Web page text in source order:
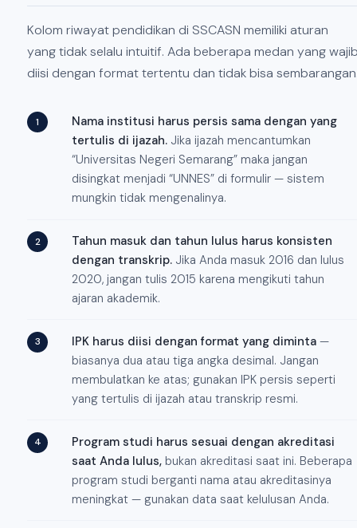
Kolom riwayat pendidikan di SSCASN memiliki aturan
yang tidak selalu intuitif. Ada beberapa medan yang
diisi dengan format tertentu dan tidak bisa
Nama institusi harus persis sama dengan yang
tertulis di ijazah. Jika ijazah mencantumkan
“Universitas Negeri Semarang” maka jangan
disingkat menjadi “UNNES” di formulir — sistem
mungkin tidak mengenalinya.
Tahun masuk dan tahun lulus harus konsisten
dengan transkrip. Jika Anda masuk 2016 dan lulus
2020, jangan tulis 2015 karena mengikuti tahun
ajaran akademik.
IPK harus diisi dengan format yang diminta —
biasanya dua atau tiga angka desimal. Jangan
membulatkan ke atas; gunakan IPK persis seperti
yang tertulis di ijazah atau transkrip resmi.
Program studi harus sesuai dengan akreditasi
saat Anda lulus, bukan akreditasi saat ini. Beberapa
program studi berganti nama atau akreditasinya
meningkat — gunakan data saat kelulusan Anda.